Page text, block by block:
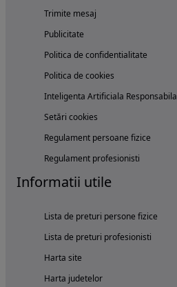
Trimite mesaj
Publicitate
Politica de confidentialitate
Politica de cookies
Inteligenta Artificiala Responsabila
Setări cookies
Regulament persoane fizice
Regulament profesionisti
Informatii utile
Lista de preturi persone fizice
Lista de preturi profesionisti
Harta site
Harta judetelor